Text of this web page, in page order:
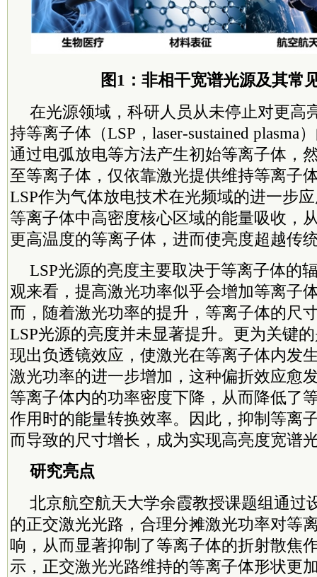
图1：非相干宽谱光源及其常
在光源领域，科研人员从未停止对更高
持等离子体（LSP，laser-sustained plasma
通过电弧放电等方法产生初始等离子体，
至等离子体，仅依靠激光提供维持等离子
LSP作为气体放电技术在光频域的进一步
等离子体中高密度核心区域的能量吸收，
更高温度的等离子体，进而使亮度超越传
LSP光源的亮度主要取决于等离子体的
观来看，提高激光功率似乎会增加等离子
而，随着激光功率的提升，等离子体的尺
LSP光源的亮度并未显著提升。更为关键
现出负透镜效应，使激光在等离子体内发
激光功率的进一步增加，这种偏折效应愈
等离子体内的功率密度下降，从而降低了
作用时的能量转换效率。因此，抑制等离
而导致的尺寸增长，成为实现高亮度宽谱
研究亮点
北京航空航天大学余霞教授课题组通过
的正交激光光路，合理分摊激光功率对等
响，从而显著抑制了等离子体的折射散焦
示，正交激光光路维持的等离子体形状更